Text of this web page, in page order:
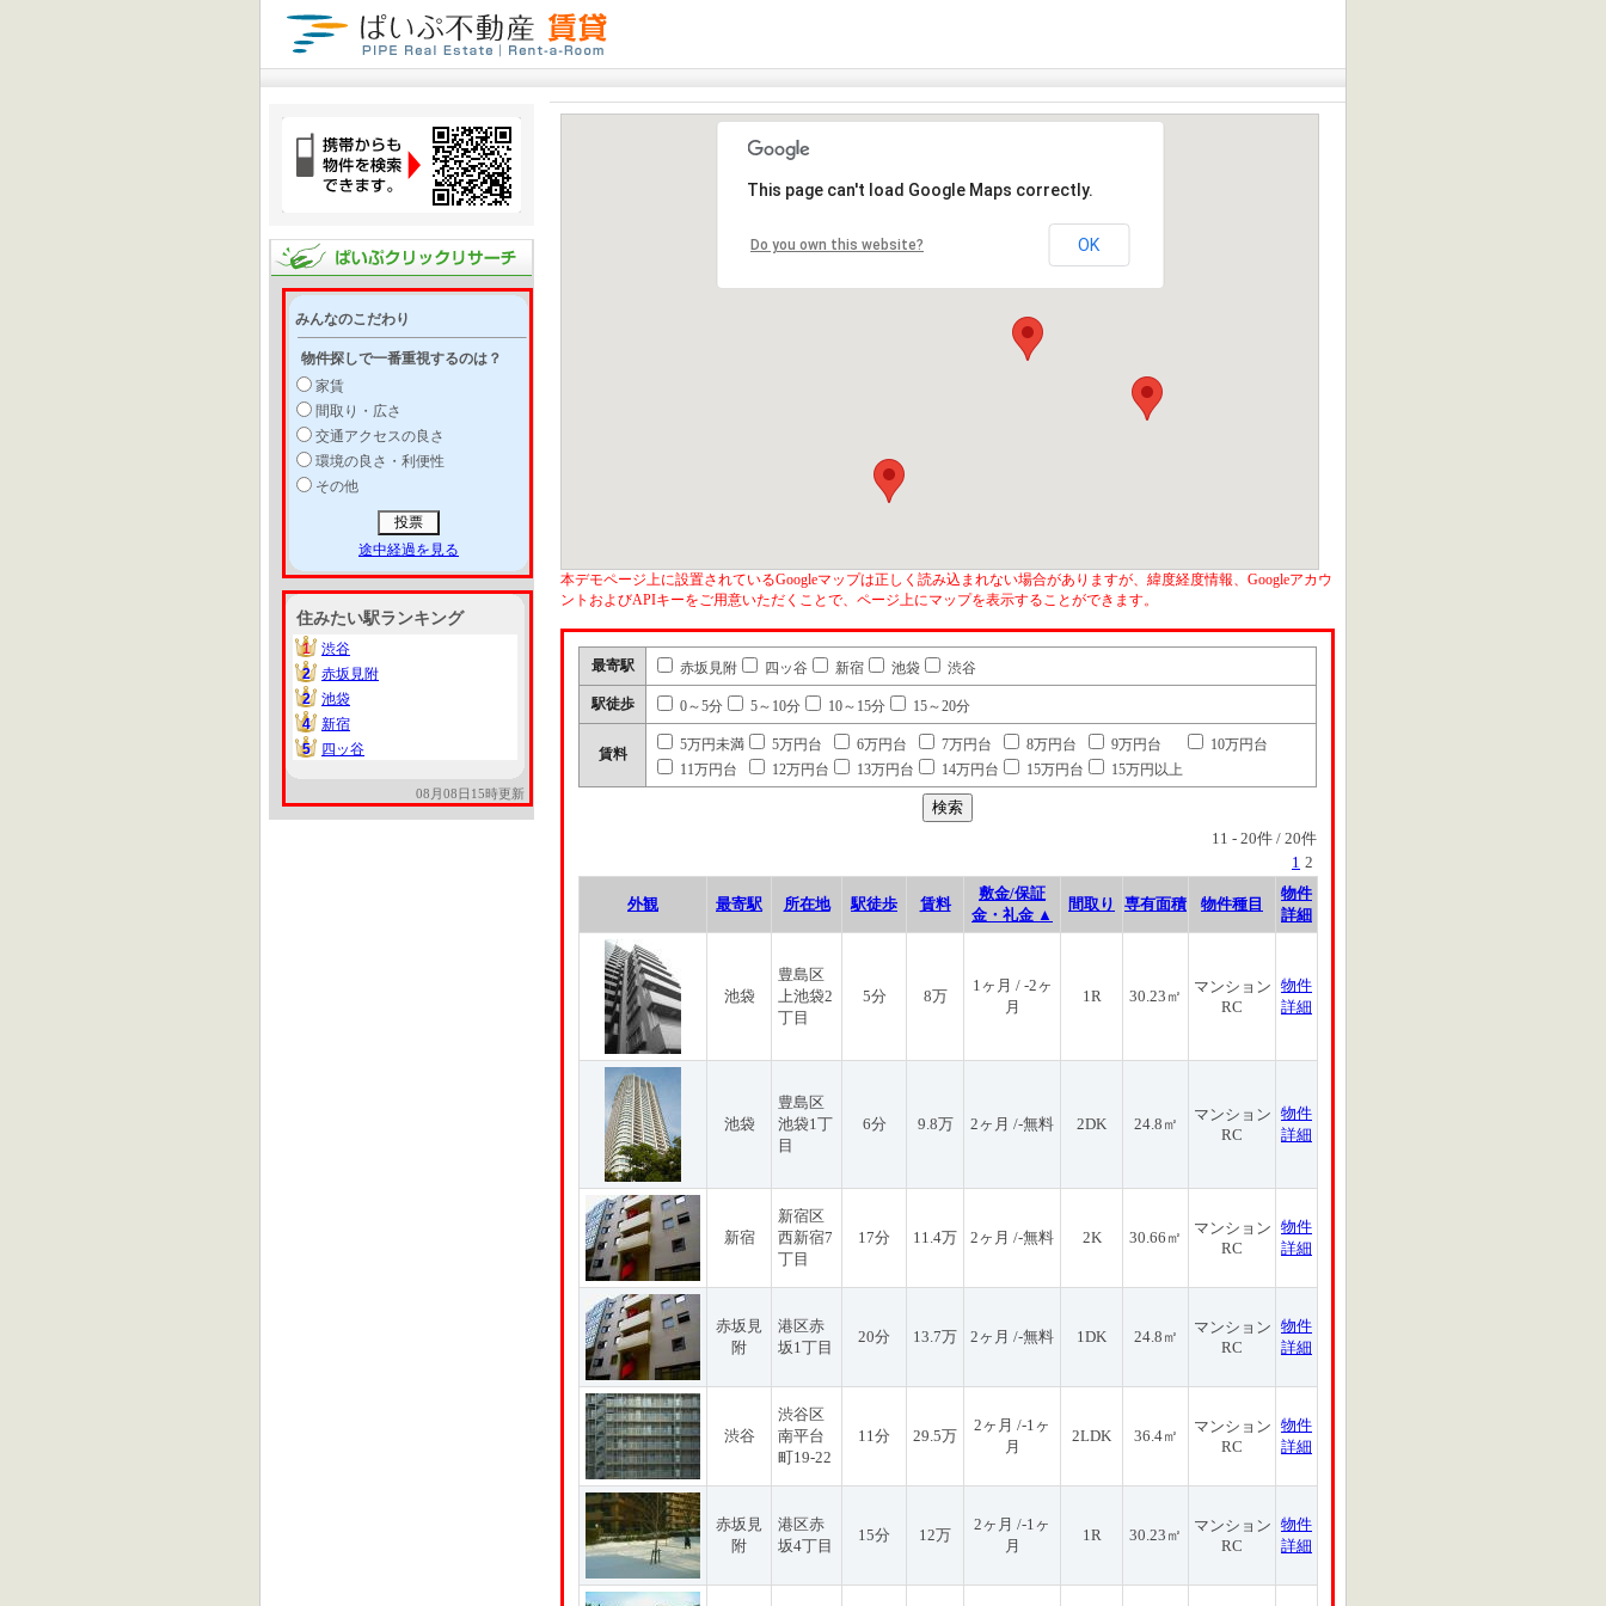
みんなのこだわり
物件探しで一番重視するのは？
家賃
間取り・広さ
交通アクセスの良さ
環境の良さ・利便性
その他
途中経過を見る
住みたい駅ランキング
1
1
渋谷
2
2
赤坂見附
2
2
池袋
4
4
新宿
5
5 四ッ谷
08月08日15時更新
This page can't load Google Maps correctly.
Do you own this website? OK
本デモページ上に設置されているGoogleマップは正しく読み込まれない場合がありますが、緯度経度情報、Googleアカウ
ントおよびAPIキーをご用意いただくことで、ページ上にマップを表示することができます。
最寄駅 赤坂見附 四ッ谷 新宿 池袋 渋谷
駅徒歩 0～5分 5～10分 10～15分 15～20分
賃料
5万円未満 5万円台 6万円台 7万円台 8万円台 9万円台
10万円台
11万円台
12万円台 13万円台 14万円台 15万円台 15万円以上
11 - 20件 / 20件
1 2
外観 最寄駅 所在地 駅徒歩 賃料
敷金/保証
金・礼金 ▲
間取り 専有面積 物件種目
物件
詳細
池袋
豊島区
上池袋2
丁目
5分 8万
1ヶ月 / -2ヶ
月
1R 30.23㎡
マンション
RC
物件
詳細
池袋
豊島区
池袋1丁
目
6分 9.8万 2ヶ月 /-無料 2DK 24.8㎡
マンション
RC
物件
詳細
新宿
新宿区
西新宿7
丁目
17分 11.4万 2ヶ月 /-無料 2K 30.66㎡
マンション
RC
物件
詳細
赤坂見
附
港区赤
坂1丁目
20分 13.7万 2ヶ月 /-無料 1DK 24.8㎡
マンション
RC
物件
詳細
渋谷
渋谷区
南平台
町19-22
11分 29.5万
2ヶ月 /-1ヶ
月
2LDK 36.4㎡
マンション
RC
物件
詳細
赤坂見
附
港区赤
坂4丁目
15分 12万
2ヶ月 /-1ヶ
月
1R 30.23㎡
マンション
RC
物件
詳細